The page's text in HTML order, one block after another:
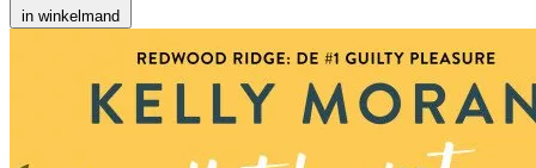
in winkelmand